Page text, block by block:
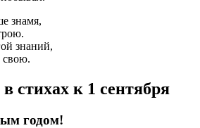
знамя,
знаний,
стихах к 1 сентября
годом!